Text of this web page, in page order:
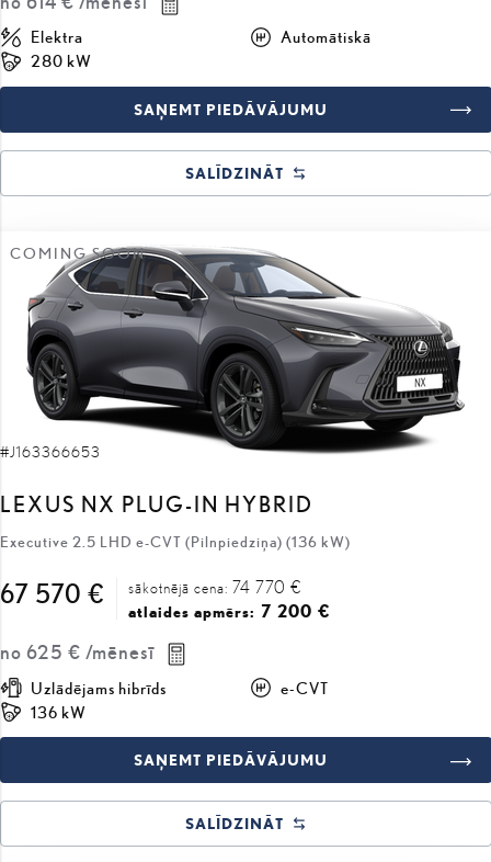
Elektra
Automātiskā
280 kW
SAŅEMT PIEDĀVĀJUMU
SALĪDZINĀT
COMING SOON
#J163366653
LEXUS NX PLUG-IN HYBRID
Executive 2.5 LHD e-CVT (Pilnpiedziņa) (136 kW)
67 570 € sākotnējā cena: 74 770 €
atlaides apmērs: 7 200 €
no 625 € /mēnesī
Uzlādējams hibrīds
e-CVT
136 kW
SAŅEMT PIEDĀVĀJUMU
SALĪDZINĀT